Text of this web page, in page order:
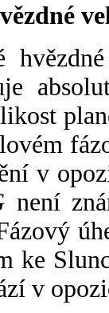
v
není
ke
v